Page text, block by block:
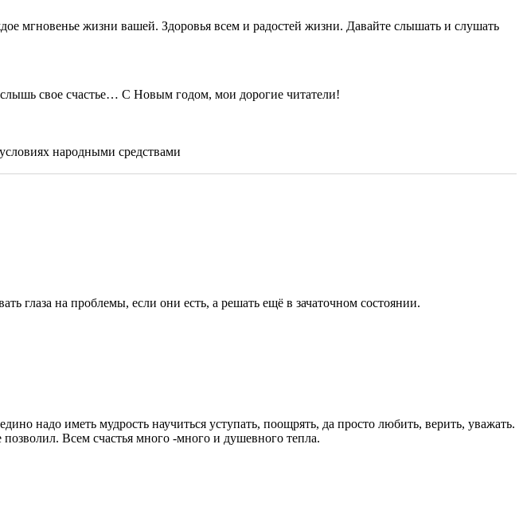
мгновенье жизни вашей. Здоровья всем и радостей жизни. Давайте слышать и слушать
свое счастье… С Новым годом, мои дорогие читатели!
народными средствами
глаза на проблемы, если они есть, а решать ещё в зачаточном состоянии.
надо иметь мудрость научиться уступать, поощрять, да просто любить, верить, уважать.
Всем счастья много -много и душевного тепла.